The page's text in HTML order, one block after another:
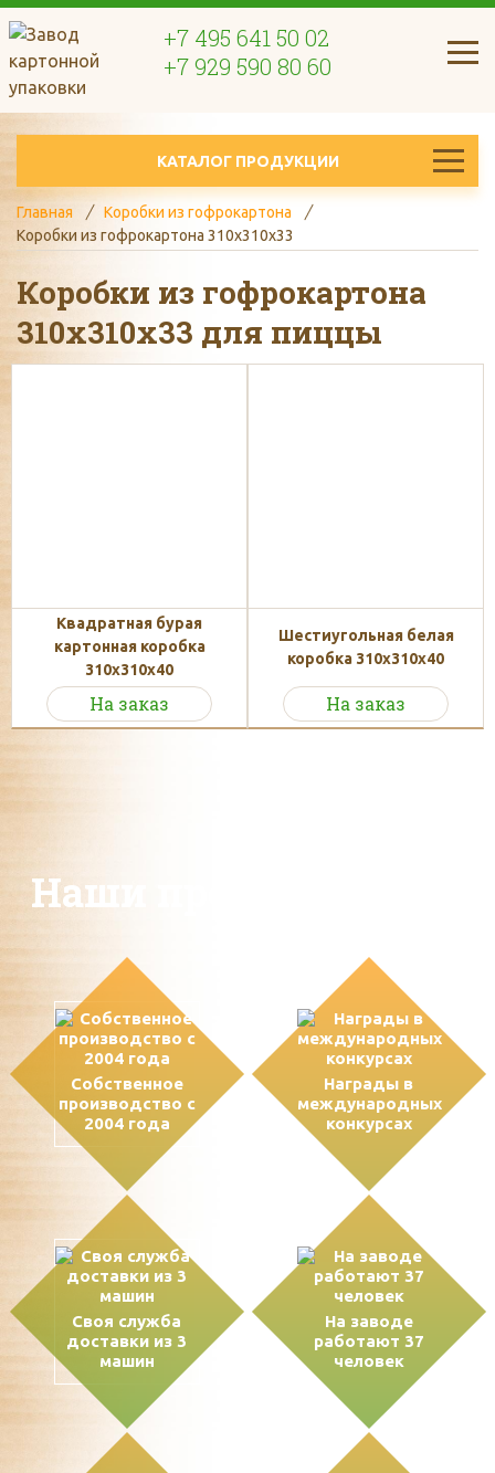
+7 495 641 50 02
+7 929 590 80 60
КАТАЛОГ ПРОДУКЦИИ
Главная
Коробки из гофрокартона
Коробки из гофрокартона 310х310х33
Коробки из гофрокартона
310х310х33 для пиццы
На заказ
Квадратная бурая
картонная коробка
310х310х40
На заказ
Шестиугольная белая
коробка 310x310x40
Наши преимущества
Собственное
производство с
2004 года
Награды в
международных
конкурсах
Своя служба
доставки из 3
машин
На заводе
работают 37
человек